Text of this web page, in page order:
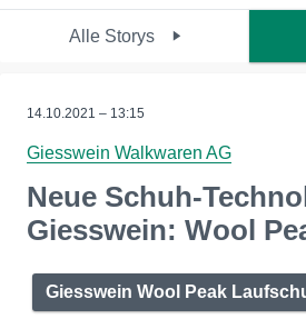
Alle Storys
14.10.2021 – 13:15
Giesswein Walkwaren AG
Neue Schuh-
Giesswein: Wool
Giesswein Wool Peak